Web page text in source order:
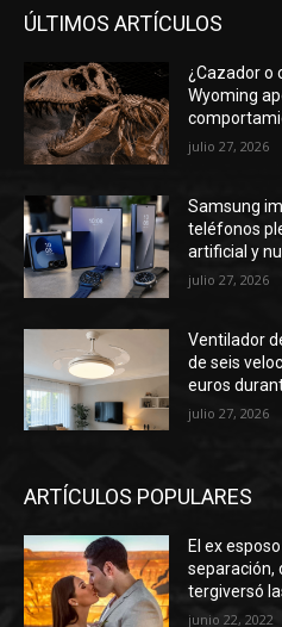
ÚLTIMOS ARTÍCULOS
¿Cazador o
Wyoming
julio 27, 2026
Samsung
teléfonos
artificial y
julio 27, 2026
Ventilador
de seis
euros
julio 27, 2026
ARTÍCULOS POPULARES
El ex
separación,
tergiversó
junio 22, 2022